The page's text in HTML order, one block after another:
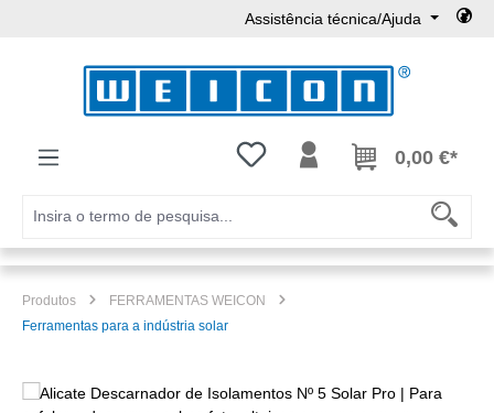
Assistência técnica/Ajuda
Tem 0 itens da lista de desejos
0,00 €*
Produtos
FERRAMENTAS WEICON
Ferramentas para a indústria solar
Ignorar galeria de imagens